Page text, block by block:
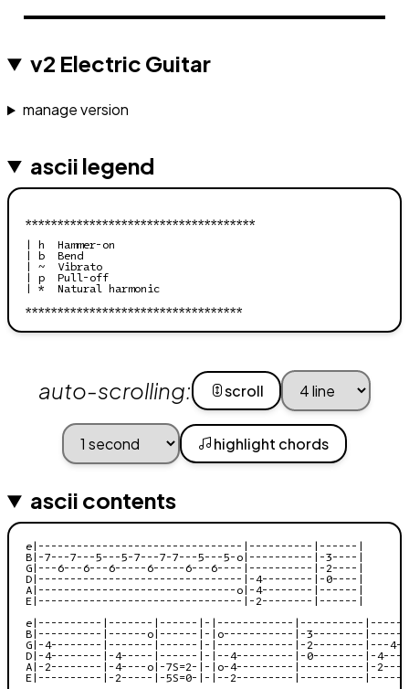
v2 Electric Guitar
manage version
ascii legend
************************************
| h  Hammer-on
| b  Bend
| ~  Vibrato
| p  Pull-off
| *  Natural harmonic
**********************************
auto-scrolling: scroll
highlight chords
ascii contents
e|--------------------------------|----------|------|
B|-7---7---5---5-7---7-7---5---5-o|----------|-3----|
G|---6---6---6-----6-----6---6----|----------|-2----|
D|--------------------------------|-4--------|-0----|
A|-------------------------------o|-4--------|------|
E|--------------------------------|-2--------|------|
e|----------|-------|------|-|------------|----------
B|----------|------o|------|-|o-----------|-3--------|-----
G|-4--------|-------|------|-|------------|-2--------|---
D|-4--------|-4-----|------|-|--4---------|-0--------|-
A|-2--------|-4----o|-7S=2-|-|o-4---------|----------|-
E|----------|-2-----|-5S=0-|-|--2---------|----------